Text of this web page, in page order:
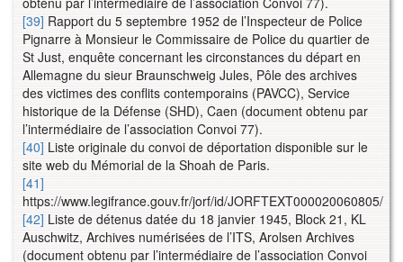
[39] Rapport du 5 septembre 1952 de l’Inspecteur de Police
Pignarre à Monsieur le Commissaire de Police du quartier de
St Just, enquête concernant les circonstances du départ en
Allemagne du sieur Braunschweig Jules, Pôle des archives
des victimes des conflits contemporains (PAVCC), Service
historique de la Défense (SHD), Caen (document obtenu par
l’intermédiaire de l’association Convoi 77).
[40] Liste originale du convoi de déportation disponible sur le
site web du Mémorial de la Shoah de Paris.
[41]
https://www.legifrance.gouv.fr/jorf/id/JORFTEXT000020060805/
[42] Liste de détenus datée du 18 janvier 1945, Block 21, KL
Auschwitz, Archives numérisées de l’ITS, Arolsen Archives
(document obtenu par l’intermédiaire de l’association Convoi